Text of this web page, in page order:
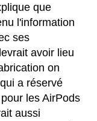
que
l'information
ses
avoir lieu
on
a réservé
les AirPods
aussi